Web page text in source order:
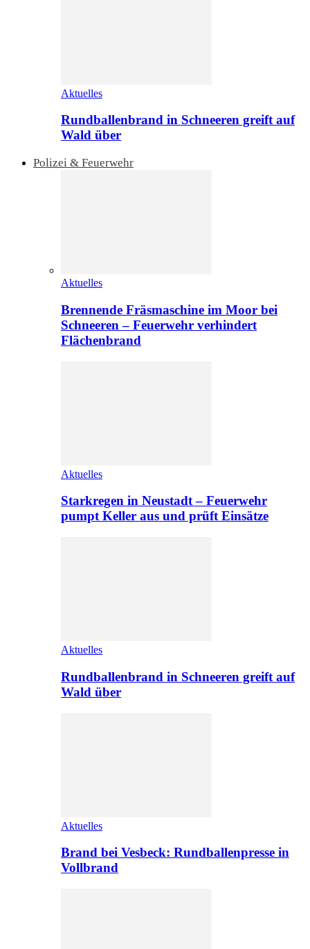
Aktuelles
Rundballenbrand in Schneeren greift auf
Wald über
Polizei & Feuerwehr
Aktuelles
Brennende Fräsmaschine im Moor bei
Schneeren – Feuerwehr verhindert
Flächenbrand
Aktuelles
Starkregen in Neustadt – Feuerwehr
pumpt Keller aus und prüft Einsätze
Aktuelles
Rundballenbrand in Schneeren greift auf
Wald über
Aktuelles
Brand bei Vesbeck: Rundballenpresse in
Vollbrand